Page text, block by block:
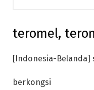
teromel,
[Indonesia-Belanda]
berkongsi